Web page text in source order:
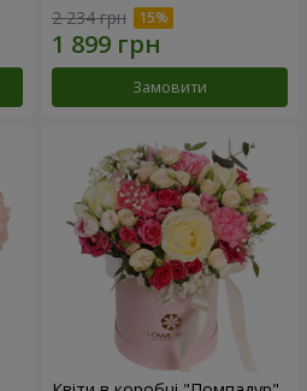
2 234 грн
Замовити